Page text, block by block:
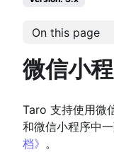
On this page
微信小
Taro 支持使用微
和微信小程序中
档》 。